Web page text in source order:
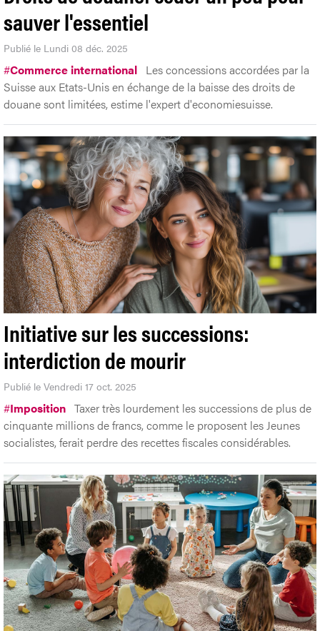
sauver l'essentiel
Publié le Lundi 08 déc. 2025
#Commerce international Les concessions accordées par la
Suisse aux Etats-Unis en échange de la baisse des droits de
douane sont limitées, estime l'expert d'economiesuisse.
Initiative sur les successions:
interdiction de mourir
Publié le Vendredi 17 oct. 2025
#Imposition Taxer très lourdement les successions de plus de
cinquante millions de francs, comme le proposent les Jeunes
socialistes, ferait perdre des recettes fiscales considérables.